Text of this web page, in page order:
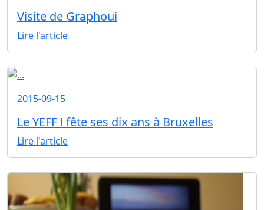
Visite de Graphoui
Lire l'article
2015-09-15
Le YEFF ! fête ses dix ans à Bruxelles
Lire l'article